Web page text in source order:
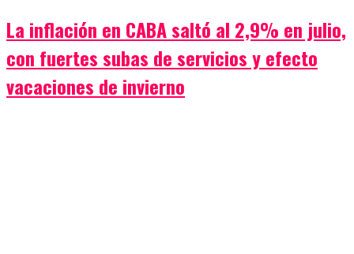
La inflación en CABA saltó al 2,9% en julio,
con fuertes subas de servicios y efecto
vacaciones de invierno